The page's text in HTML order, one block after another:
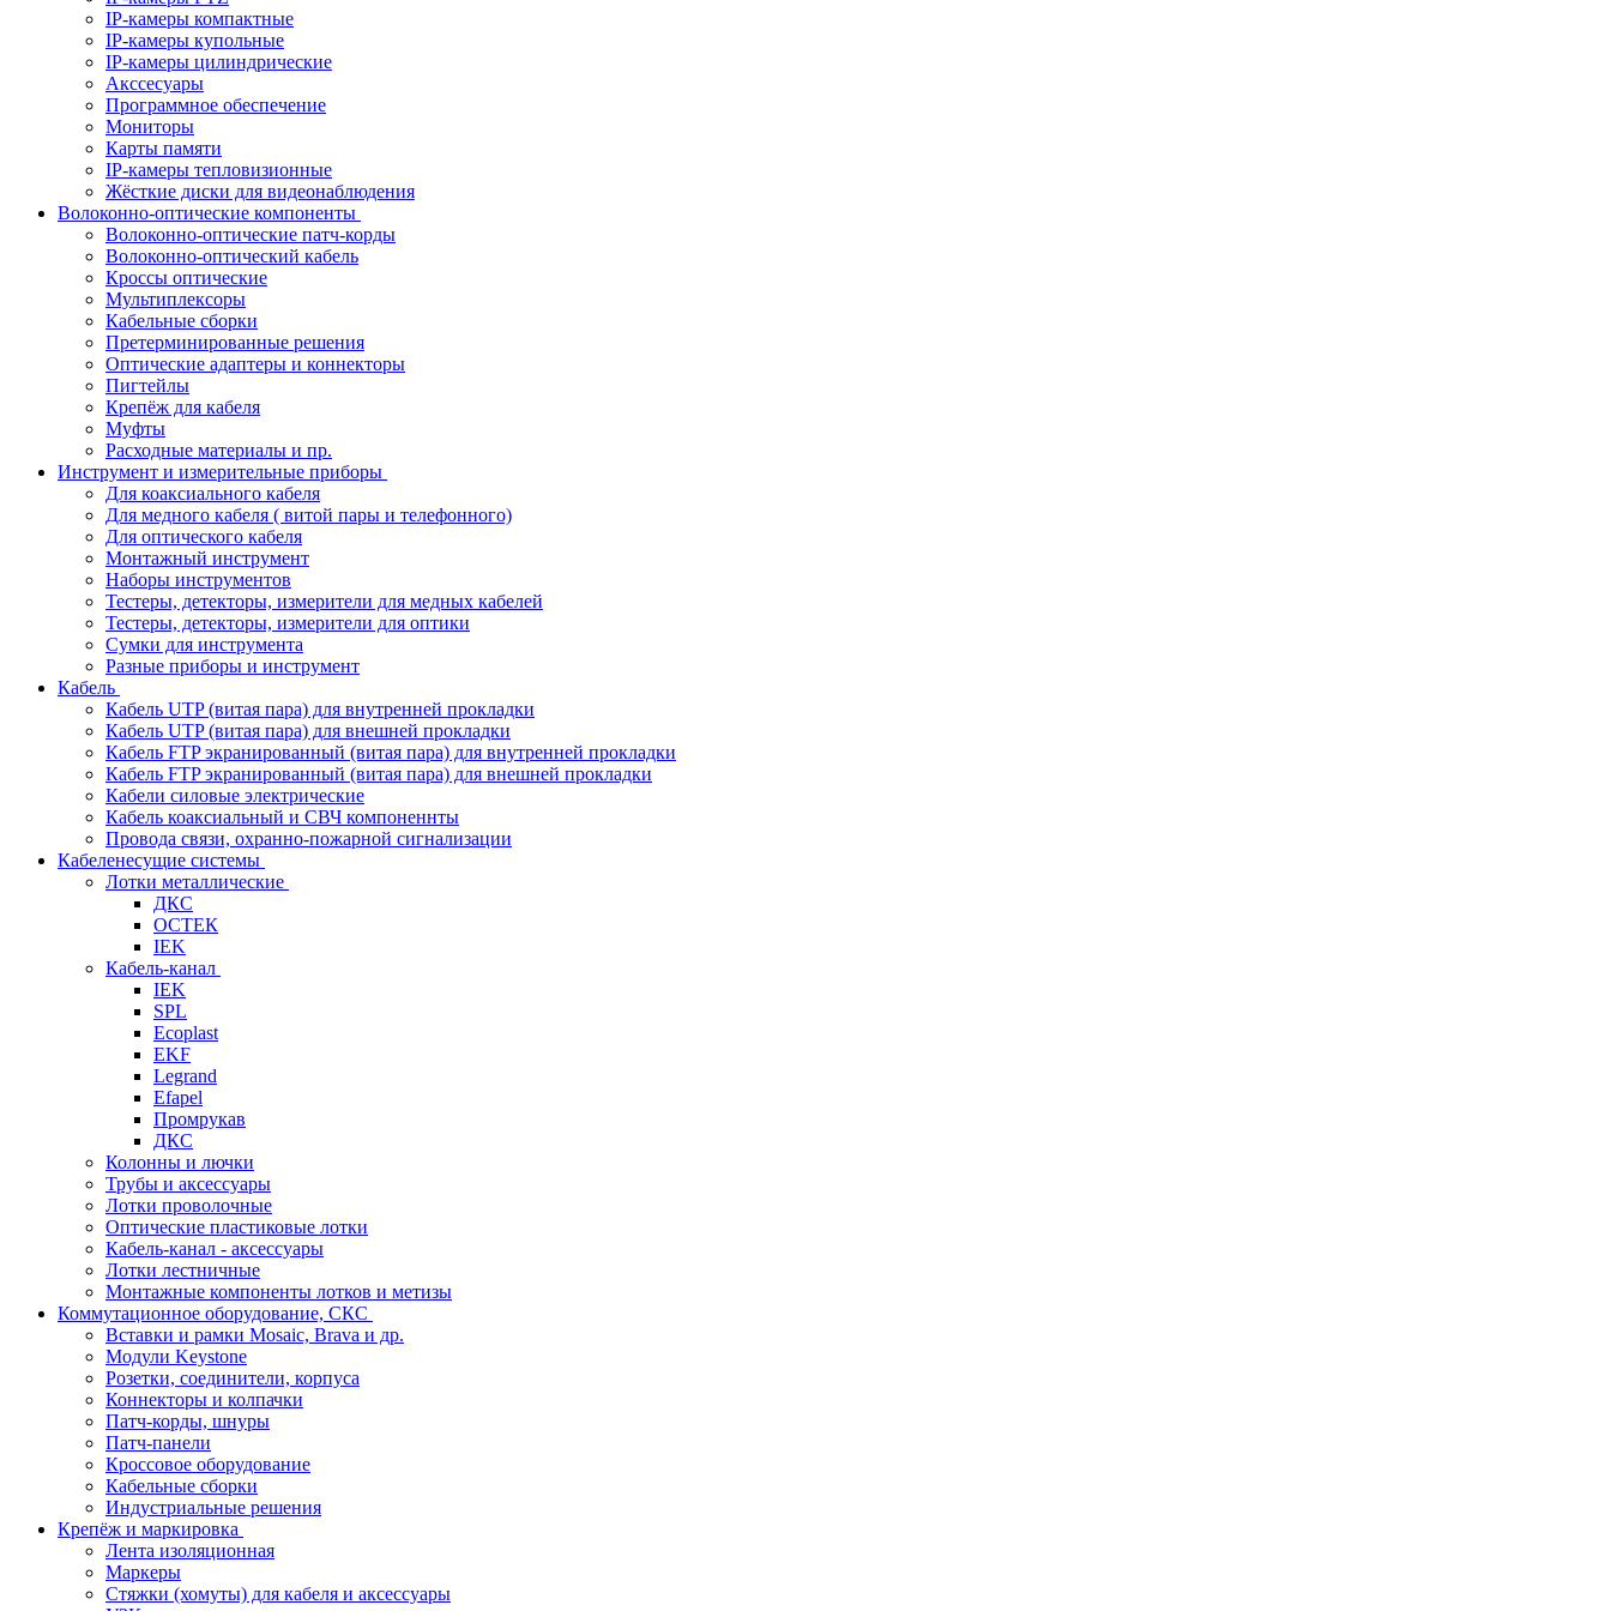
IP-камеры компактные
IP-камеры купольные
IP-камеры цилиндрические
Акссесуары
Программное обеспечение
Мониторы
Карты памяти
IP-камеры тепловизионные
Жёсткие диски для видеонаблюдения
Волоконно-оптические компоненты
Волоконно-оптические патч-корды
Волоконно-оптический кабель
Кроссы оптические
Мультиплексоры
Кабельные сборки
Претерминированные решения
Оптические адаптеры и коннекторы
Пигтейлы
Крепёж для кабеля
Муфты
Расходные материалы и пр.
Инструмент и измерительные приборы
Для коаксиального кабеля
Для медного кабеля ( витой пары и телефонного)
Для оптического кабеля
Монтажный инструмент
Наборы инструментов
Тестеры, детекторы, измерители для медных кабелей
Тестеры, детекторы, измерители для оптики
Сумки для инструмента
Разные приборы и инструмент
Кабель
Кабель UTP (витая пара) для внутренней прокладки
Кабель UTP (витая пара) для внешней прокладки
Кабель FTP экранированный (витая пара) для внутренней прокладки
Кабель FTP экранированный (витая пара) для внешней прокладки
Кабели силовые электрические
Кабель коаксиальный и СВЧ компоненнты
Провода связи, охранно-пожарной сигнализации
Кабеленесущие системы
Лотки металлические
ДКС
ОСТЕК
IEK
Кабель-канал
IEK
SPL
Ecoplast
EKF
Legrand
Efapel
Промрукав
ДКС
Колонны и лючки
Трубы и аксессуары
Лотки проволочные
Оптические пластиковые лотки
Кабель-канал - аксессуары
Лотки лестничные
Монтажные компоненты лотков и метизы
Коммутационное оборудование, СКС
Вставки и рамки Mosaic, Brava и др.
Модули Keystone
Розетки, соединители, корпуса
Коннекторы и колпачки
Патч-корды, шнуры
Патч-панели
Кроссовое оборудование
Кабельные сборки
Индустриальные решения
Крепёж и маркировка
Лента изоляционная
Маркеры
Стяжки (хомуты) для кабеля и аксессуары